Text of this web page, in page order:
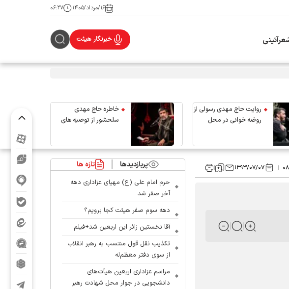
۱۶/مرداد/۱۴۰۵ ۰۶:۲۷
خبرنگار هیئت
روایت حاج مهدی رسولی از
روضه خوانی در محل
خاطره حاج مهدی
سلحشور از توصیه های
۱۳۹۳/۰۷/۰۷ پربازدیدها تازه ها
حرم امام علی (ع) مهیای عزاداری دهه
آخر صفر شد
دهه سوم صفر هیئت کجا برویم؟
آقا نخستین زائر این اربعین شد+فیلم
تکذیب نقل قول منتسب به رهبر انقلاب
از سوی دفتر معظم‌له
مراسم عزاداری اربعین هیأت‌های
دانشجویی در جوار محل شهادت رهبر